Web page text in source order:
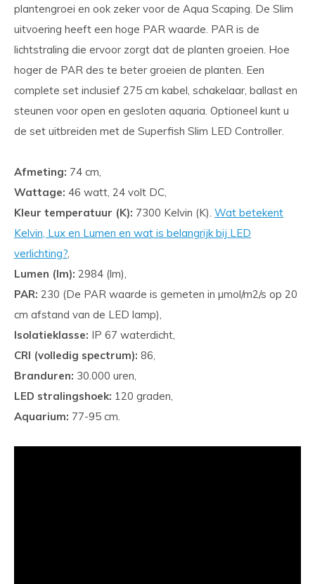
plantengroei en ook zeker voor de Aqua Scaping. De Slim
uitvoering heeft een hoge PAR waarde. PAR is de
lichtstraling die ervoor zorgt dat de planten groeien. Hoe
hoger de PAR des te beter groeien de planten. Een
complete set inclusief 275 cm kabel, schakelaar, ballast en
steunen voor open en gesloten aquaria. Optioneel kunt u
de set uitbreiden met de Superfish Slim LED Controller.
Afmeting: 74 cm,
Wattage: 46 watt, 24 volt DC,
Kleur temperatuur (K): 7300 Kelvin (K). Wat betekent
Kelvin, Lux en Lumen en wat is belangrijk bij LED
verlichting?,
Lumen (lm): 2984 (lm),
PAR: 230 (De PAR waarde is gemeten in µmol/m2/s op 20
cm afstand van de LED lamp),
Isolatieklasse: IP 67 waterdicht,
CRI (volledig spectrum): 86,
Branduren: 30.000 uren,
LED stralingshoek: 120 graden,
Aquarium: 77-95 cm.